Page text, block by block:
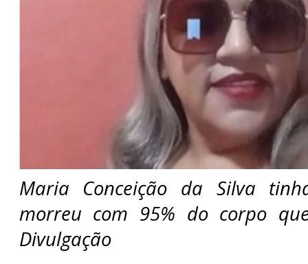
Maria Conceição da Silva
morreu com 95% do corpo
Divulgação